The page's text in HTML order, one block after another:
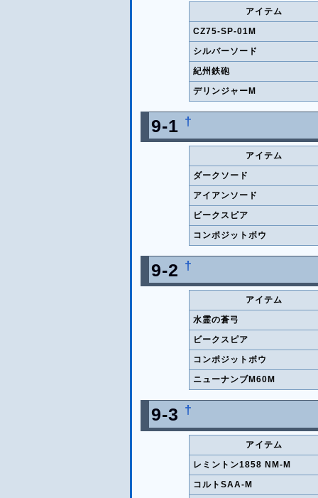
アイテム
CZ75-SP-01M
シルバーソード
紀州鉄砲
デリンジャーM
9-1 †
アイテム
ダークソード
アイアンソード
ビークスピア
コンポジットボウ
9-2 †
アイテム
水霊の蒼弓
ビークスピア
コンポジットボウ
ニューナンブM60M
9-3 †
アイテム
レミントン1858 NM-M
コルトSAA-M